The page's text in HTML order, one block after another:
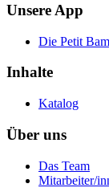
Unsere App
Die Petit
Inhalte
Katalog
Über uns
Das Team
Mitarbeiter/